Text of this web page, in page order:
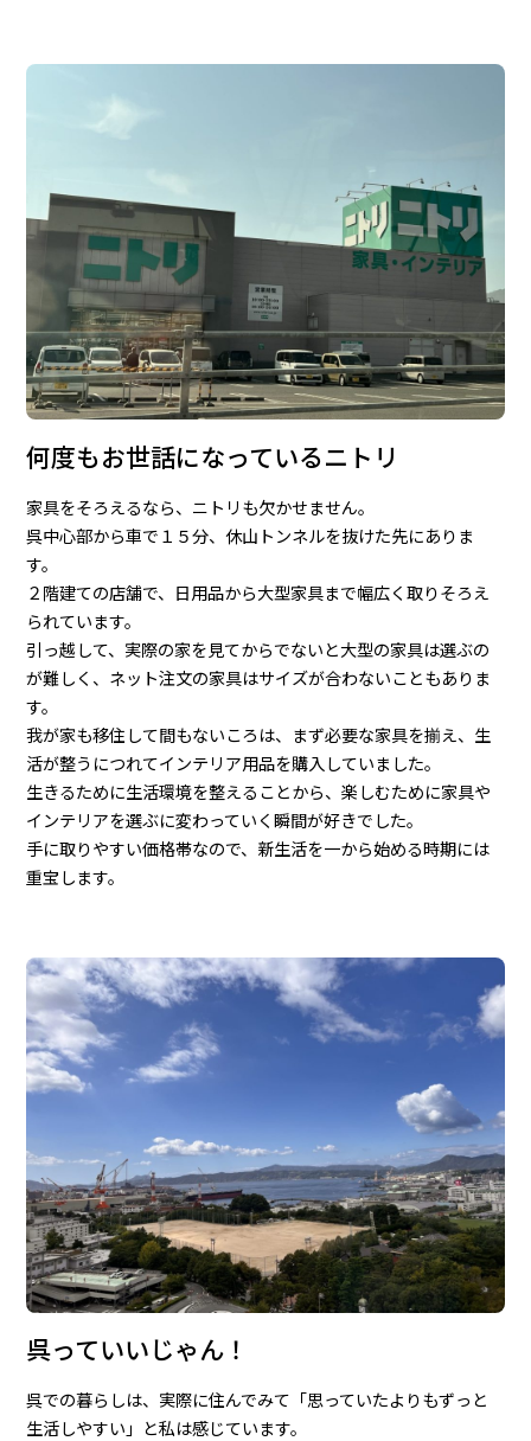
何度もお世話になっているニトリ
家具をそろえるなら、ニトリも欠かせません。
呉中心部から車で１５分、休山トンネルを抜けた先にありま
す。
２階建ての店舗で、日用品から大型家具まで幅広く取りそろえ
られています。
引っ越して、実際の家を見てからでないと大型の家具は選ぶの
が難しく、ネット注文の家具はサイズが合わないこともありま
す。
我が家も移住して間もないころは、まず必要な家具を揃え、生
活が整うにつれてインテリア用品を購入していました。
生きるために生活環境を整えることから、楽しむために家具や
インテリアを選ぶに変わっていく瞬間が好きでした。
手に取りやすい価格帯なので、新生活を一から始める時期には
重宝します。
呉っていいじゃん！
呉での暮らしは、実際に住んでみて「思っていたよりもずっと
生活しやすい」と私は感じています。